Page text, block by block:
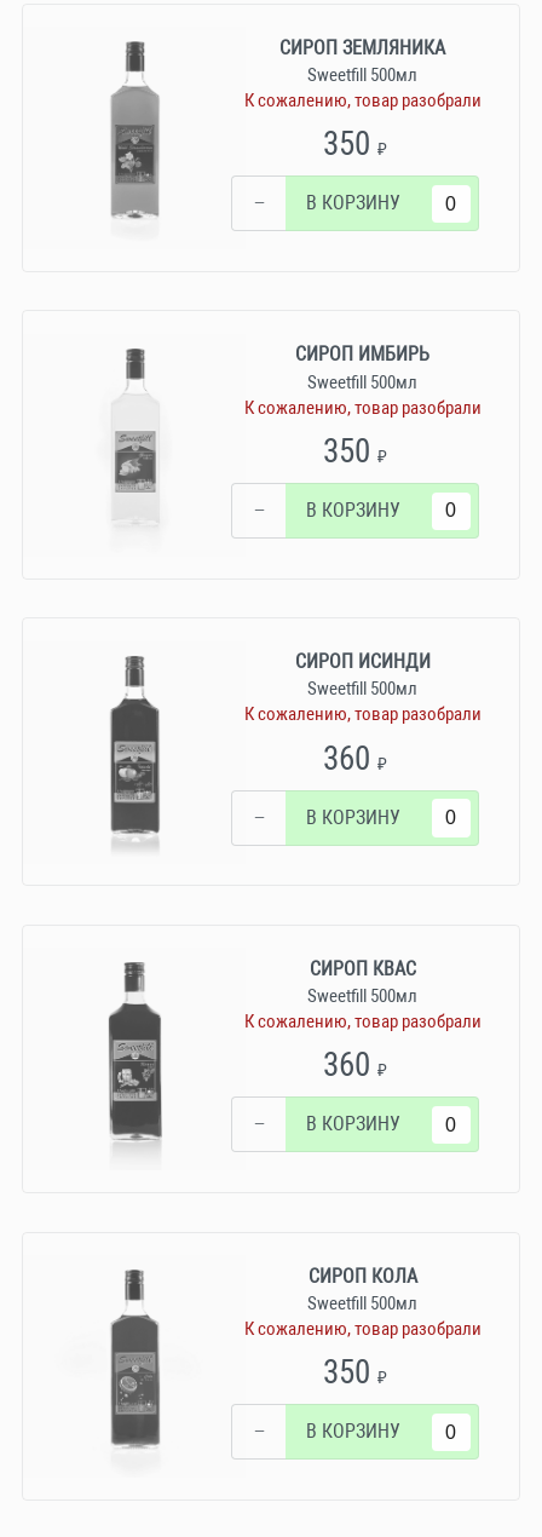
СИРОП ЗЕМЛЯНИКА
Sweetfill 500мл
К сожалению, товар разобрали
350₽
− В КОРЗИНУ
СИРОП ИМБИРЬ
Sweetfill 500мл
К сожалению, товар разобрали
350₽
− В КОРЗИНУ
СИРОП ИСИНДИ
Sweetfill 500мл
К сожалению, товар разобрали
360₽
− В КОРЗИНУ
СИРОП КВАС
Sweetfill 500мл
К сожалению, товар разобрали
360₽
− В КОРЗИНУ
СИРОП КОЛА
Sweetfill 500мл
К сожалению, товар разобрали
350₽
− В КОРЗИНУ